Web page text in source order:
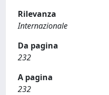
Rilevanza
Internazionale
Da pagina
232
A pagina
232